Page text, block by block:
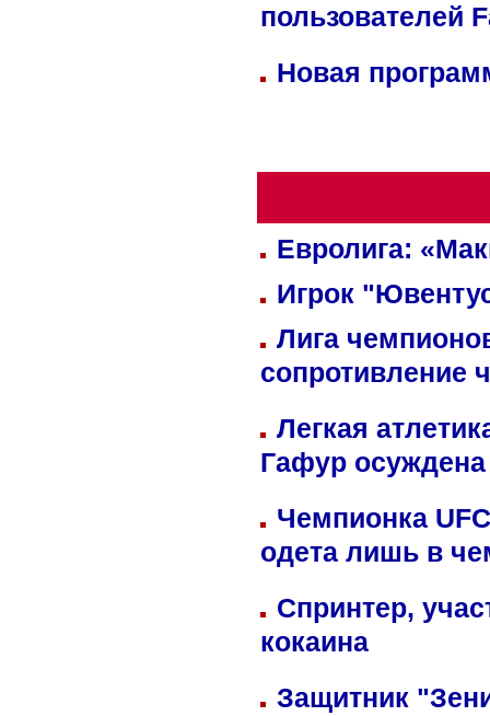
пользователей
Новая
Евролига:
Игрок
Лига
сопротивление
Легкая
Гафур осуждена
Чемпионка
одета лишь в
Спринтер,
кокаина
Защитник